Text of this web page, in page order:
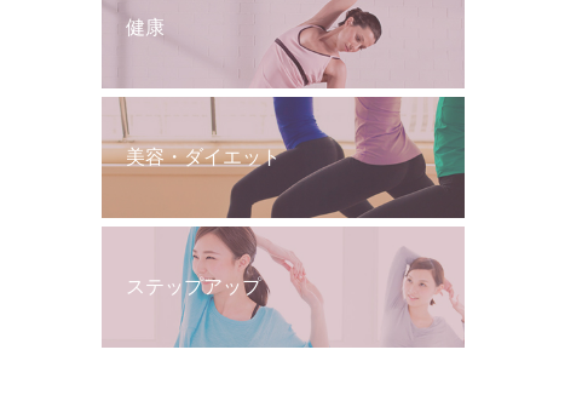
健康
美容・ダイエット
ステップアップ